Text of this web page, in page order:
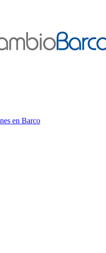
en Barco